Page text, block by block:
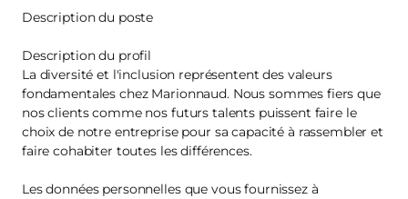
Description du poste
Description du profil
La diversité et l'inclusion représentent des valeurs
fondamentales chez Marionnaud. Nous sommes fiers que
nos clients comme nos futurs talents puissent faire le
choix de notre entreprise pour sa capacité à rassembler et
faire cohabiter toutes les différences.
Les données personnelles que vous fournissez à